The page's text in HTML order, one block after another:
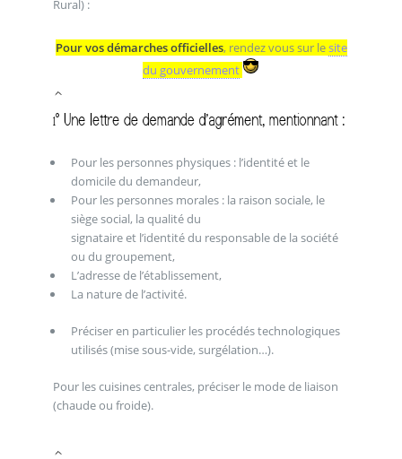
Rural) :
Pour vos démarches officielles, rendez vous sur lesite
du gouvernement
Pour les personnes physiques : l’identité et le
domicile du demandeur,
Pour les personnes morales : la raison sociale, le
siège social, la qualité du
signataire et l’identité du responsable de la société
ou du groupement,
L’adresse de l’établissement,
La nature de l’activité.
Préciser en particulier les procédés technologiques
utilisés (mise sous-vide, surgélation…).
Pour les cuisines centrales, préciser le mode de liaison
(chaude ou froide).